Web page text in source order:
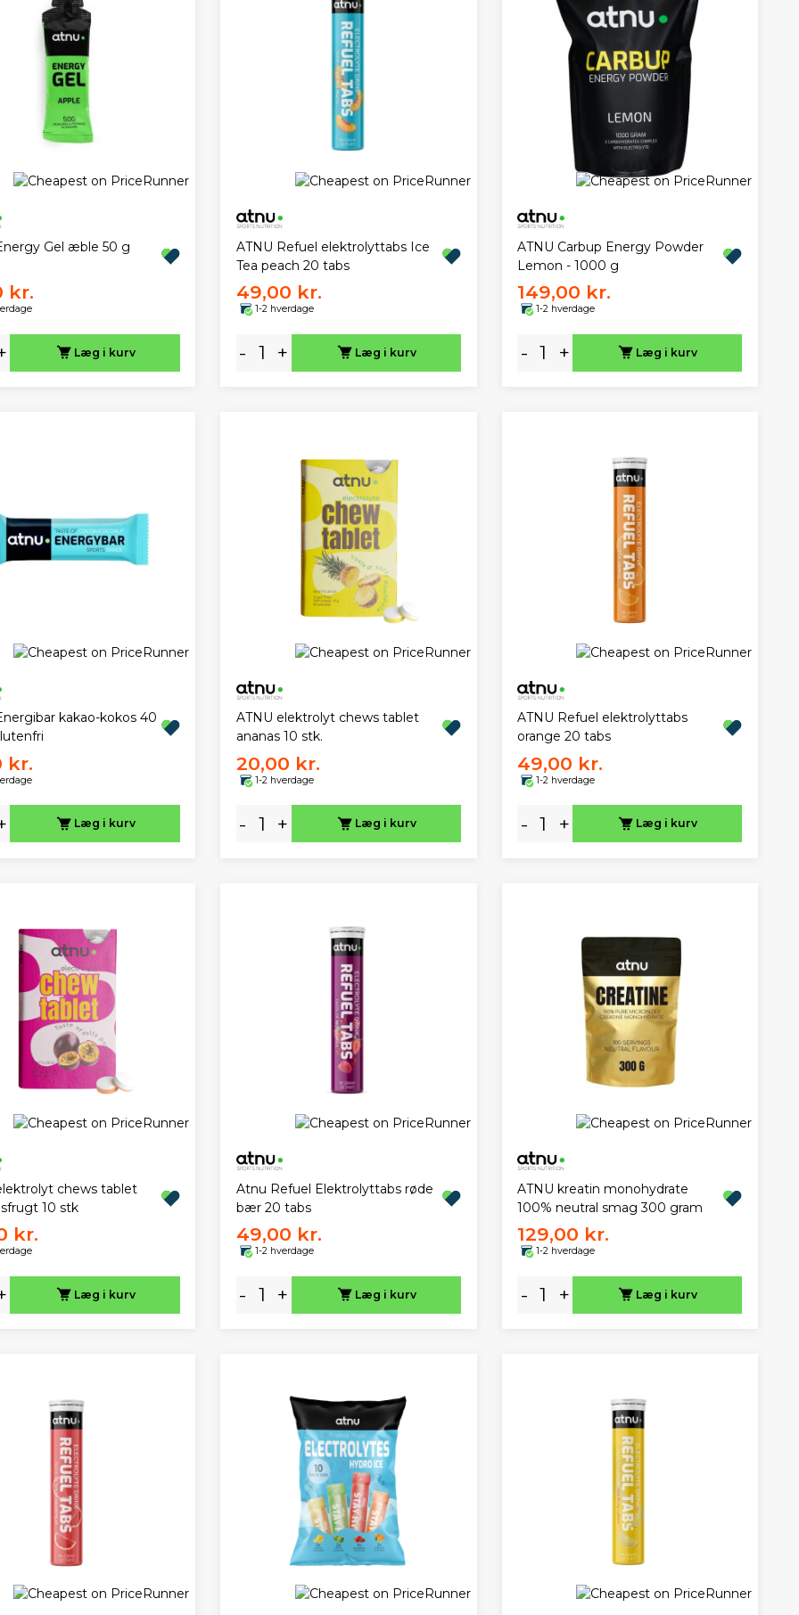
Gel æble 50 g
kr.
Læg i kurv
ATNU Refuel elektrolyttabs Ice
Tea peach 20 tabs
49,00 kr.
1-2 hverdage
- + Læg i kurv
ATNU Carbup Energy Powder
Lemon - 1000 g
149,00 kr.
1-2 hverdage
- + Læg i kurv
kakao-kokos 40
kr.
Læg i kurv
ATNU elektrolyt chews tablet
ananas 10 stk.
20,00 kr.
1-2 hverdage
- + Læg i kurv
ATNU Refuel elektrolyttabs
orange 20 tabs
49,00 kr.
1-2 hverdage
- + Læg i kurv
chews tablet
10 stk
kr.
Læg i kurv
Atnu Refuel Elektrolyttabs røde
bær 20 tabs
49,00 kr.
1-2 hverdage
- + Læg i kurv
ATNU kreatin monohydrate
100% neutral smag 300 gram
129,00 kr.
1-2 hverdage
- + Læg i kurv